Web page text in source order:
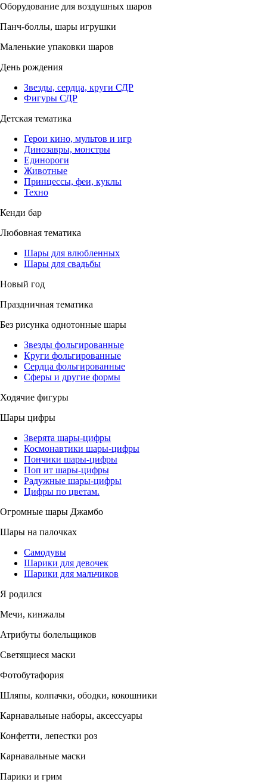
Оборудование для воздушных шаров
Панч-боллы, шары игрушки
Маленькие упаковки шаров
День рождения
Звезды, сердца, круги СДР
Фигуры СДР
Детская тематика
Герои кино, мультов и игр
Динозавры, монстры
Единороги
Животные
Принцессы, феи, куклы
Техно
Кенди бар
Любовная тематика
Шары для влюбленных
Шары для свадьбы
Новый год
Праздничная тематика
Без рисунка однотонные шары
Звезды фольгированные
Круги фольгированные
Сердца фольгированные
Сферы и другие формы
Ходячие фигуры
Шары цифры
Зверята шары-цифры
Космонавтики шары-цифры
Пончики шары-цифры
Поп ит шары-цифры
Радужные шары-цифры
Цифры по цветам.
Огромные шары Джамбо
Шары на палочках
Самодувы
Шарики для девочек
Шарики для мальчиков
Я родился
Мечи, кинжалы
Атрибуты болельщиков
Светящиеся маски
Фотобутафория
Шляпы, колпачки, ободки, кокошники
Карнавальные наборы, аксессуары
Конфетти, лепестки роз
Карнавальные маски
Парики и грим